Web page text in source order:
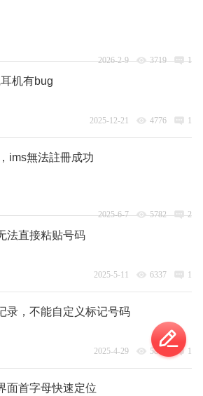
2026-2-9 3719 1
机有bug
2025-12-21 4776 1
ims無法註冊成功
2025-6-7 5782 2
法直接粘贴号码
2025-5-11 6337 1
录，不能自定义标记号码
2025-4-29 5845 1
面首字母快速定位